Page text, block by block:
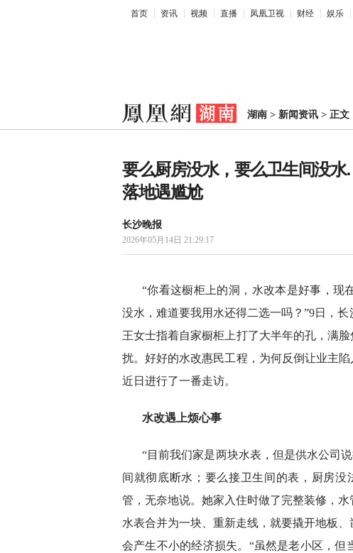
首页 资讯 视频 直播 凤凰卫视 财经 娱乐
湖南 > 新闻资讯 > 正文
要么厨房没水，要么卫生间没
落地遇尴尬
长沙晚报
2026年05月14日 21:29:17
“你看这橱柜上的洞，水改本是好事，现
没水，难道要我用水还得二选一吗？”9日，
王女士指着自家橱柜上打了大半年的孔，满
扰。好好的水改惠民工程，为何反倒让业主
近日进行了一番走访。
水改遇上烦心事
“目前我们家是两块水表，但是供水公司
间就彻底断水；要么接卫生间的表，厨房
管，无奈地说。她家入住时做了完整装修，
水表合并为一块、重新走线，就要撬开地板
会产生不小的经济损失。“虽然是老小区，但